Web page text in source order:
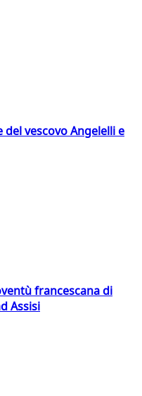
vescovo Angelelli e
francescana di
Assisi